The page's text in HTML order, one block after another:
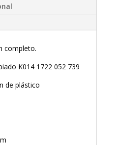
completo.
K014 1722 052 739
de plástico